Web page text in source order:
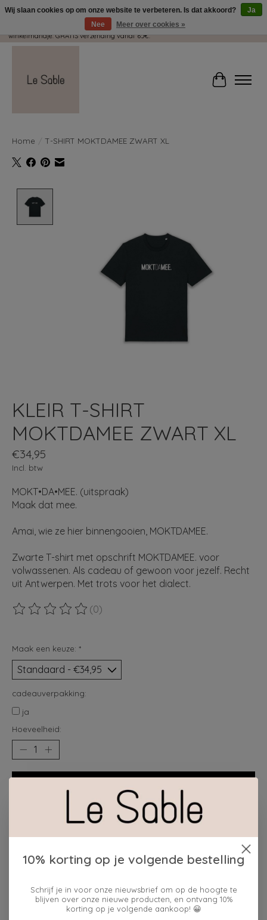
Wij pakken met plezier jouw kadootjes GRATIS in! Duid dit zeker aan in je
winkelmandje. GRATIS verzending vanaf 65€.
Home T-SHIRT MOKTDAMEE ZWART XL
KLEIR T-SHIRT
MOKTDAMEE ZWART XL
€34,95
Incl. btw
MOKT•DA•MEE. (uitspraak)
Maak dat mee.
Amai, wie ze hier binnengooien, MOKTDAMEE.
Zwarte T-shirt met opschrift MOKTDAMEE. voor
volwassenen. Als cadeau of gewoon voor jezelf. Recht
uit Antwerpen. Met trots voor het dialect.
De beoordeling van dit product is
(0)
Maak een keuze: *
cadeauverpakking:
ja
Hoeveelheid:
Toevoegen aan winkelwagen
Plaats bestelling
Beschrijving Reviews (0)
Wij slaan cookies op om onze website te verbeteren. Is dat akkoord?
Ja
Nee
Meer over cookies »
10% korting op je volgende bestelling
Schrijf je in voor onze nieuwsbrief om op de hoogte te
blijven over onze nieuwe producten, en ontvang 10%
korting op je volgende aankoop! 😀